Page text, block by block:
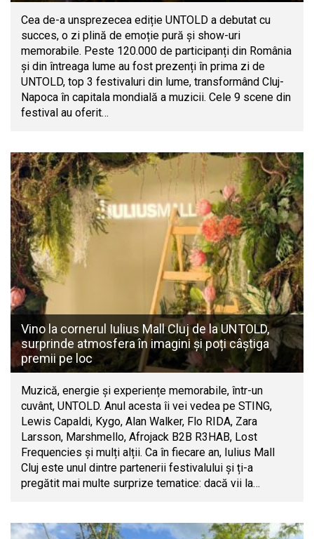
Cea de-a unsprezecea ediție UNTOLD a debutat cu
succes, o zi plină de emoție pură și show-uri
memorabile. Peste 120.000 de participanți din România
și din întreaga lume au fost prezenți în prima zi de
UNTOLD, top 3 festivaluri din lume, transformând Cluj-
Napoca în capitala mondială a muzicii. Cele 9 scene din
festival au oferit…
Vino la cornerul Iulius Mall Cluj de la UNTOLD,
surprinde atmosfera în imagini și poți câștiga
premii pe loc
Muzică, energie și experiențe memorabile, într-un
cuvânt, UNTOLD. Anul acesta îi vei vedea pe STING,
Lewis Capaldi, Kygo, Alan Walker, Flo RIDA, Zara
Larsson, Marshmello, Afrojack B2B R3HAB, Lost
Frequencies și mulți alții. Ca în fiecare an, Iulius Mall
Cluj este unul dintre partenerii festivalului și ți-a
pregătit mai multe surprize tematice: dacă vii la…